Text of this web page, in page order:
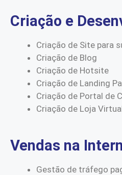
Criação e
Criação de Site para
Criação de Blog
Criação de Hotsite
Criação de Landing
Criação de Portal de
Criação de Loja
Vendas na
Gestão de tráfego